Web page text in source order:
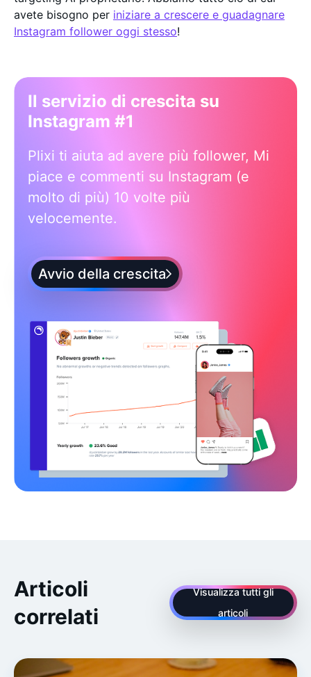
avete bisogno per iniziare a crescere e guadagnare
Instagram follower oggi stesso!
Il servizio di crescita su
Instagram #1
Plixi ti aiuta ad avere più follower, Mi
piace e commenti su Instagram (e
molto di più) 10 volte più
velocemente.
Avvio della crescita
Articoli
correlati
Visualizza tutti gli
articoli